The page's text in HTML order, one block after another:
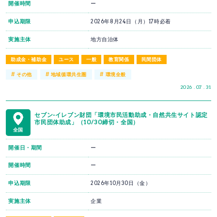
助成金・補助金 ユース 一般 教育関係 民間団体
2026 . 07 . 31
開催時間 ー
申込期限 2026年8月24日（月）17時必着
実施主体 地方自治体
#その他 # 地域循環共生圏 # 環境全般
全国
セブン-イレブン財団「環境市民活動助成・自然共生サイト認定
市民団体助成」（10/30締切・全国）
開催日・期間 ー
開催時間 ー
申込期限 2026年10月30日（金）
実施主体 企業